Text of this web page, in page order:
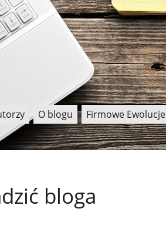
O blogu Firmowe Ewolucje
bloga